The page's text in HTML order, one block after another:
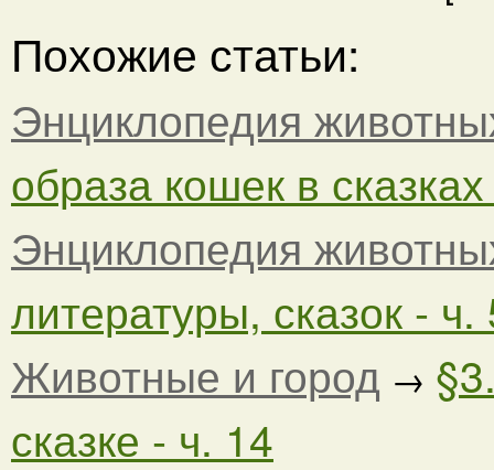
Похожие статьи:
Энциклопедия
образа кошек в
Энциклопедия
литературы, сказок - ч.
Животные и город →
сказке - ч. 14